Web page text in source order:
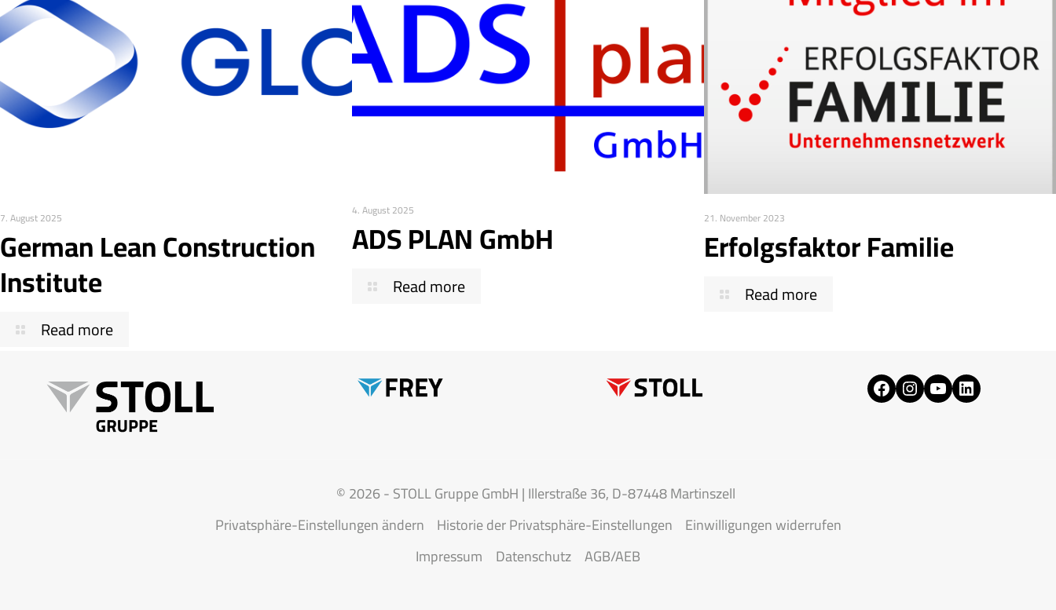
7. August 2025
German Lean Construction
Institute
Read more
4. August 2025
ADS PLAN GmbH
Read more
21. November 2023
Erfolgsfaktor Familie
Read more
Facebook
Instagram
YouTubeLinkedIn
© 2026 - STOLL Gruppe GmbH | Illerstraße 36, D-87448 Martinszell
Privatsphäre-Einstellungen ändern Historie der Privatsphäre-Einstellungen Einwilligungen widerrufen
Impressum Datenschutz AGB/AEB